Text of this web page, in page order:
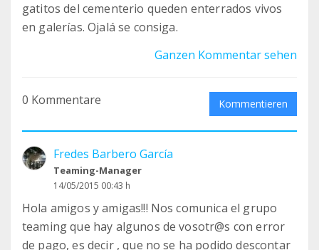
gatitos del cementerio queden enterrados vivos
en galerías. Ojalá se consiga.
Ganzen Kommentar sehen
0 Kommentare Kommentieren
Fredes Barbero García
Teaming-Manager
14/05/2015 00:43 h
Hola amigos y amigas!!! Nos comunica el grupo
teaming que hay algunos de vosotr@s con error
de pago, es decir , que no se ha podido descontar